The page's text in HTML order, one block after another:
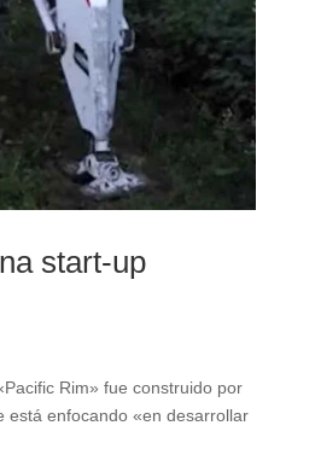
start-up
Rim» fue construido por
está enfocando «en desarrollar